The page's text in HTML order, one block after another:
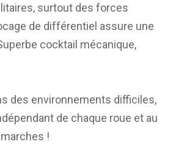
surtout des forces
de différentiel assure une
cocktail mécanique,
des environnements difficiles,
de chaque roue et au
!